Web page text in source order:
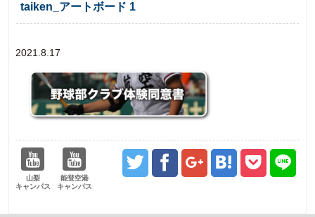
taiken_アートボード 1
2021.8.17
山梨
キャンパス
能登空港
キャンパス